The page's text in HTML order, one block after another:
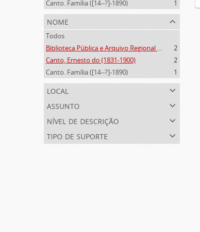
Canto. Família ([14--?]-1890)
1
nome
Todos
Biblioteca Pública e Arquivo Regional de Ponta Delgada (1841- )
2
Canto, Ernesto do (1831-1900)
2
Canto. Família ([14--?]-1890)
1
local
assunto
nível de descrição
tipo de suporte